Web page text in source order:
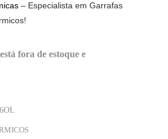
– Especialista em Garrafas
fora de estoque e